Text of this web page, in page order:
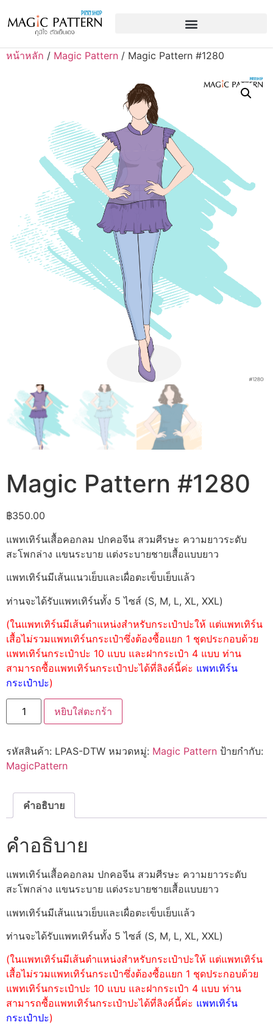
หน้าหลัก / Magic Pattern / Magic Pattern #1280
Magic Pattern #1280
฿350.00
แพทเทิร์นเสื้อคอกลม ปกคอจีน สวมศีรษะ ความยาวระดับ
สะโพกล่าง แขนระบาย แต่งระบายชายเสื้อแบบยาว
แพทเทิร์นมีเส้นแนวเย็บและเผื่อตะเข็บเย็บแล้ว
ท่านจะได้รับแพทเทิร์นทั้ง 5 ไซส์ (S, M, L, XL, XXL)
(ในแพทเทิร์นมีเส้นตำแหน่งสำหรับกระเป๋าปะให้ แต่แพทเทิร์น
เสื้อไม่รวมแพทเทิร์นกระเป๋าซึ่งต้องซื้อแยก 1 ชุดประกอบด้วย
แพทเทิร์นกระเป๋าปะ 10 แบบ และฝากระเป๋า 4 แบบ ท่าน
สามารถซื้อแพทเทิร์นกระเป๋าปะได้ที่ลิงค์นี้ค่ะ แพทเทิร์น
กระเป๋าปะ)
หยิบใส่ตะกร้า
รหัสสินค้า: LPAS-DTW หมวดหมู่: Magic Pattern ป้ายกำกับ:
MagicPattern
คำอธิบาย
คำอธิบาย
แพทเทิร์นเสื้อคอกลม ปกคอจีน สวมศีรษะ ความยาวระดับ
สะโพกล่าง แขนระบาย แต่งระบายชายเสื้อแบบยาว
แพทเทิร์นมีเส้นแนวเย็บและเผื่อตะเข็บเย็บแล้ว
ท่านจะได้รับแพทเทิร์นทั้ง 5 ไซส์ (S, M, L, XL, XXL)
(ในแพทเทิร์นมีเส้นตำแหน่งสำหรับกระเป๋าปะให้ แต่แพทเทิร์น
เสื้อไม่รวมแพทเทิร์นกระเป๋าซึ่งต้องซื้อแยก 1 ชุดประกอบด้วย
แพทเทิร์นกระเป๋าปะ 10 แบบ และฝากระเป๋า 4 แบบ ท่าน
สามารถซื้อแพทเทิร์นกระเป๋าปะได้ที่ลิงค์นี้ค่ะ แพทเทิร์น
กระเป๋าปะ)